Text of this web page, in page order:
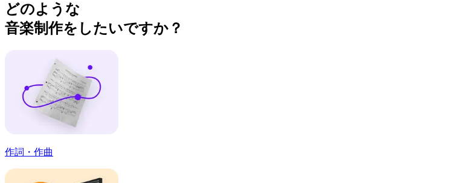
どのような
音楽制作をしたいですか？
作詞・作曲